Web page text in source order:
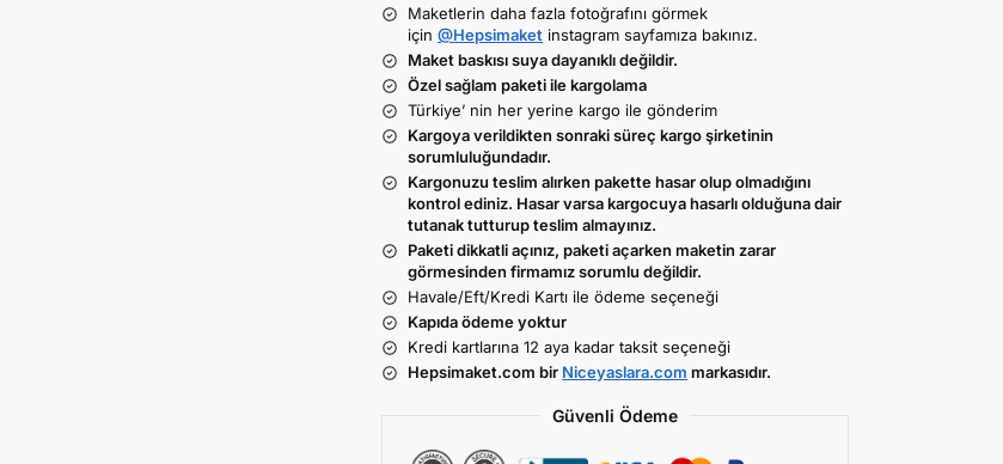
Maketlerin daha fazla fotoğrafını görmek
için@Hepsimaket instagram sayfamıza bakınız.
Maket baskısı suya dayanıklı değildir.
Özel sağlam paketi ile kargolama
Türkiye’ nin her yerine kargo ile gönderim
Kargoya verildikten sonraki süreç kargo şirketinin
sorumluluğundadır.
Kargonuzu teslim alırken pakette hasar olup olmadığını
kontrol ediniz. Hasar varsa kargocuya hasarlı olduğuna dair
tutanak tutturup teslim almayınız.
Paketi dikkatli açınız, paketi açarken maketin zarar
görmesinden firmamız sorumlu değildir.
Havale/Eft/Kredi Kartı ile ödeme seçeneği
Kapıda ödeme yoktur
Kredi kartlarına 12 aya kadar taksit seçeneği
Hepsimaket.com bir Niceyaslara.com markasıdır.
Güvenli Ödeme